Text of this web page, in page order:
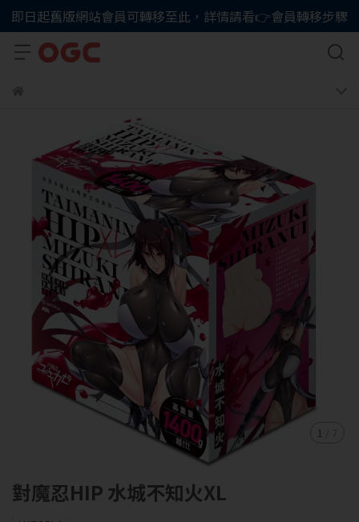
即日起舊版網站會員可轉移至此，詳情請看👉會員轉移步驟
1
對魔忍HIP 水城不知火XL